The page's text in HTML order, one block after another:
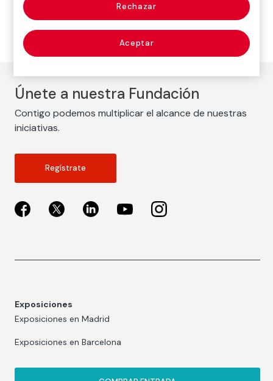
Únete a nuestra Fundación
Contigo podemos multiplicar el alcance de nuestras
iniciativas.
Regístrate
Exposiciones
Exposiciones en Madrid
Exposiciones en Barcelona
Rechazar
Aceptar